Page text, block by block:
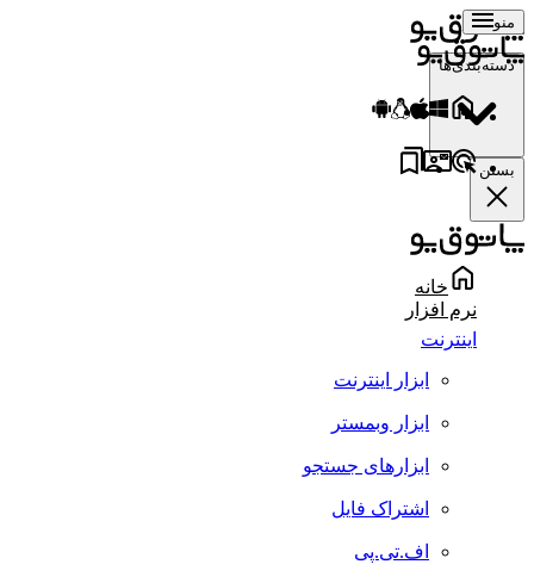
منو
دسته‌بندی‌ها
بستن
خانه
نرم افزار
اینترنت
ابزار اینترنت
ابزار وبمستر
ابزارهای جستجو
اشتراک فایل
اف.تی.پی